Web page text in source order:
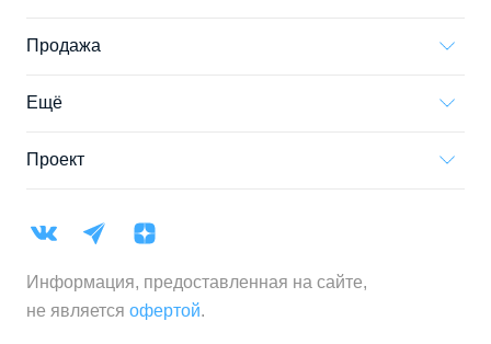
Продажа
Ещё
Проект
Информация, предоставленная на сайте,
не является офертой.